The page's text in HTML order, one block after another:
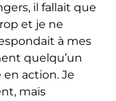
il fallait que
et je ne
à mes
quelqu’un
en action. Je
mais